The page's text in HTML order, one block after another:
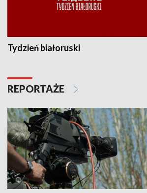
Tydzień białoruski
REPORTAŻE